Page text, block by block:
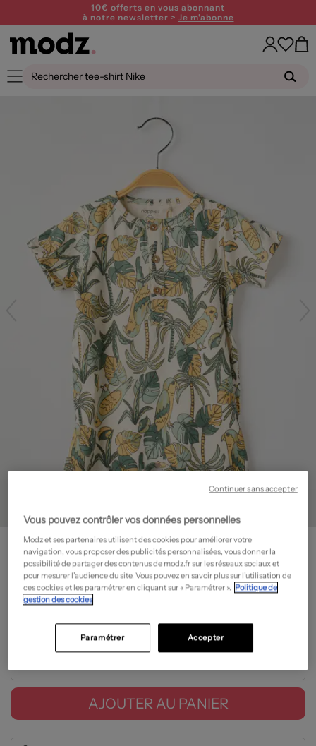
10€ offerts en vous abonnant
à notre newsletter > Je m'abonne
NOPPIES
Combishort - Imprimé fantaisie- Outlet
9,00€
Prix boutique : 29,99€
Guide des tailles
AJOUTER AU PANIER
Vous pouvez contrôler vos données personnelles
Modz et ses partenaires utilisent des cookies pour améliorer votre
navigation, vous proposer des publicités personnalisées, vous donner la
possibilité de partager des contenus de modz.fr sur les réseaux sociaux et
pour mesurer l’audience du site. Vous pouvez en savoir plus sur l’utilisation de
ces cookies et les paramétrer en cliquant sur « Paramétrer ». Politique de
gestion des cookies
Accepter
Paramétrer
Continuer sans accepter